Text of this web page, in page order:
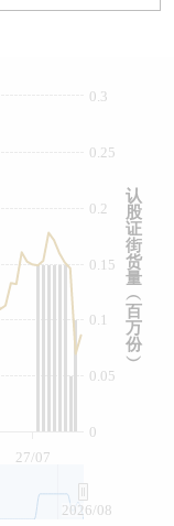
27/07
0
0.05
0.1
0.15
0.2
0.25
0.3
2026/08
认
股
证
街
货
量
︵
百
万
份
︶